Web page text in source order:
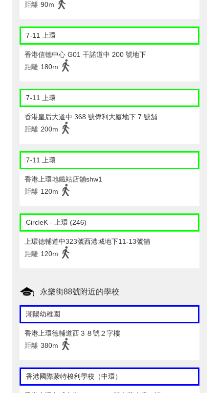
距離 90m
7-11 上環
香港信德中心 G01 干諾道中 200 號地下
距離 180m
7-11 上環
香港皇后大道中 368 號偉利大廈地下 7 號舖
距離 200m
7-11 上環
香港上環地鐵站店舖shw1
距離 120m
CircleK - 上環 (246)
上環德輔道中323號西港城地下11-13號舖
距離 120m
永樂街88號附近的學校
潮陽幼稚園
香港上環德輔道西３８號２字樓
距離 380m
香港國際蒙特梭利學校（中環）